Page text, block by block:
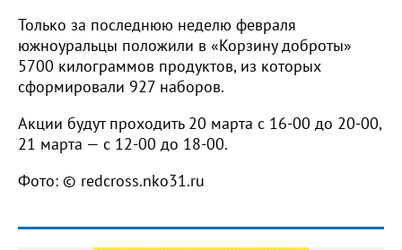
Только за последнюю неделю февраля
южноуральцы положили в «Корзину доброты»
5700 килограммов продуктов, из которых
сформировали 927 наборов.
Акции будут проходить 20 марта с 16-00 до 20-00,
21 марта — с 12-00 до 18-00.
Фото: © redcross.nko31.ru